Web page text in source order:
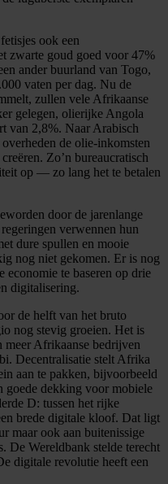
ook een
zwarte goud goed voor 47%
ander buurland van Togo,
vaten per dag. Nu de
zullen vele Afrikaanse
gelegen, olierijke Angola
van 2,8%. Naar Arabisch
de olie-inkomsten
Zo’n bureaucratisch
op — zo lang het te betalen
door de jarenlange
verwennen hun
dure spullen en mooie
nog niet gekomen. Er is nog
economie te baseren op drie
digitalisering.
de helft van het bruto
nog stevig groeien. Het is
meer Afrikaanse bedrijven
Decentralisatie stelt Afrika
aan te pakken, bijvoorbeeld
goede dekking voor mobiele
D: tussen het rijke
brede digitale kloof. Dat ligt
maar ook aan buitenissige
De Wereldbank stelde terecht
digitale revolutie heeft een